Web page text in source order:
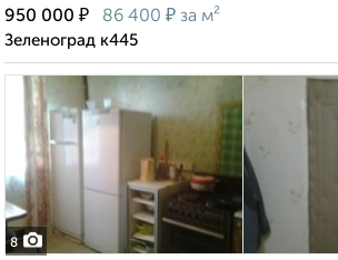
950 000 ₽ 86 400 ₽ за м²
Зеленоград к445
8